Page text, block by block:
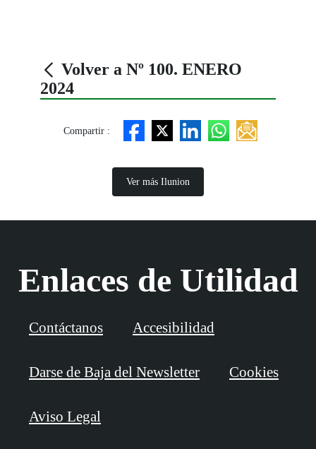
Volver a Nº 100. ENERO
2024
Compartir :
Ver más Ilunion
Enlaces de Utilidad
Contáctanos Accesibilidad
Darse de Baja del Newsletter Cookies
Aviso Legal